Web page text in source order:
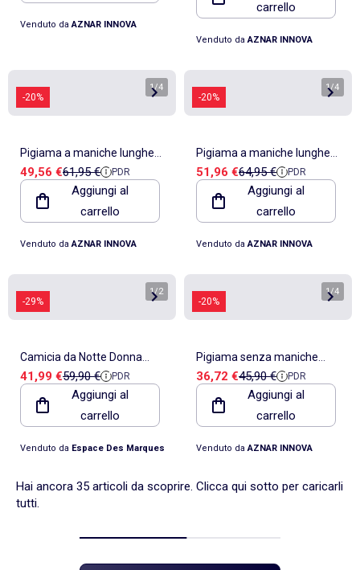
Venduto da AZNAR INNOVA
carrello
Venduto da AZNAR INNOVA
-20%
1/4
Pigiama a maniche lunghe
da donna DISNEY Chip N'Dale
in peluche
Prezzo di vendita
49,56 €Prezzo di riferimento
61,95 € PDR
Aggiungi al
carrello
Venduto da AZNAR INNOVA
-20%
1/4
Pigiama a maniche lunghe
da donna DISNEY Dalmata
Varsity
Prezzo di vendita
51,96 €Prezzo di riferimento
64,95 € PDR
Aggiungi al
carrello
Venduto da AZNAR INNOVA
-29%
1/2
Camicia da Notte Donna
Tommy Hilfiger a Righe -
Taglia XL
Prezzo di vendita
41,99 €Prezzo di riferimento
59,90 € PDR
Aggiungi al
carrello
Venduto da Espace Des Marques
-20%
1/4
Pigiama senza maniche
Disney Minnie Cherry da
donna
Prezzo di vendita
36,72 €Prezzo di riferimento
45,90 € PDR
Aggiungi al
carrello
Venduto da AZNAR INNOVA
Hai ancora 35 articoli da scoprire. Clicca qui sotto per caricarli
tutti.